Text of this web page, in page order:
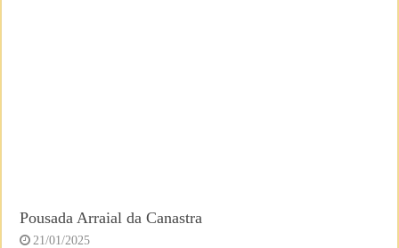
Pousada Arraial da Canastra
21/01/2025